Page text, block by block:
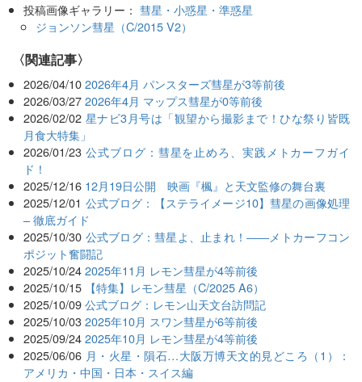
投稿画像ギャラリー：彗星・小惑星・準惑星
ジョンソン彗星（C/2015 V2）
関連記事
2026/04/10 2026年4月 パンスターズ彗星が3等前後
2026/03/27 2026年4月 マップス彗星が0等前後
2026/02/02 星ナビ3月号は「観望から撮影まで！ひな祭り皆既
月食大特集」
2026/01/23 公式ブログ：彗星を止めろ、実践メトカーフガイ
ド！
2025/12/16 12月19日公開 映画『楓』と天文監修の舞台裏
2025/12/01 公式ブログ：【ステライメージ10】彗星の画像処理
– 徹底ガイド
2025/10/30 公式ブログ：彗星よ、止まれ！――メトカーフコン
ポジット奮闘記
2025/10/24 2025年11月 レモン彗星が4等前後
2025/10/15 【特集】レモン彗星（C/2025 A6）
2025/10/09 公式ブログ：レモン山天文台訪問記
2025/10/03 2025年10月 スワン彗星が6等前後
2025/09/24 2025年10月 レモン彗星が4等前後
2025/06/06 月・火星・隕石…大阪万博天文的見どころ（1）：
アメリカ・中国・日本・スイス編